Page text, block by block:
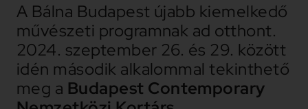
A Bálna Budapest újabb kiemelkedő
művészeti programnak ad otthont.
2024. szeptember 26. és 29. között
idén második alkalommal tekinthető
meg a Budapest Contemporary